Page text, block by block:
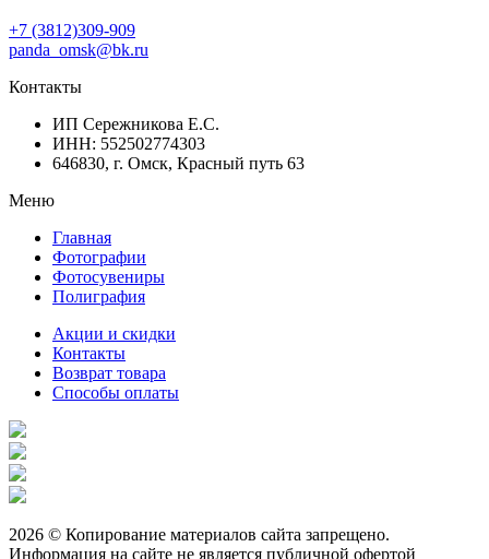
+7 (3812)309-909
panda_omsk@bk.ru
Контакты
ИП Сережникова Е.С.
ИНН: 552502774303
646830, г. Омск, Красный путь 63
Меню
Главная
Фотографии
Фотосувениры
Полиграфия
Акции и скидки
Контакты
Возврат товара
Способы оплаты
2026 © Копирование материалов сайта запрещено.
Информация на сайте не является публичной офертой